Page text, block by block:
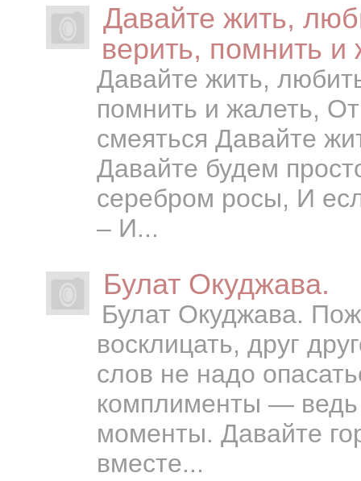
Давайте жить,
верить, помнить и
Давайте жить,
помнить и жалеть,
смеяться Давайте
Давайте будем
серебром росы, И
– И...
Булат Окуджава.
Булат Окуджава.
восклицать, друг
слов не надо
комплименты — ведь
моменты. Давайте
вместе...